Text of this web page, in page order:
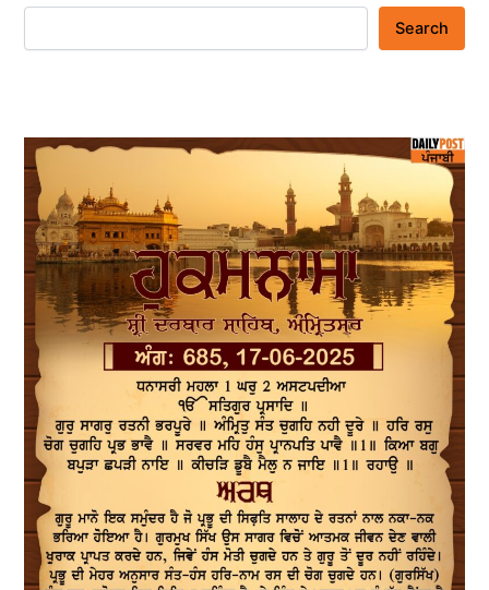
Search